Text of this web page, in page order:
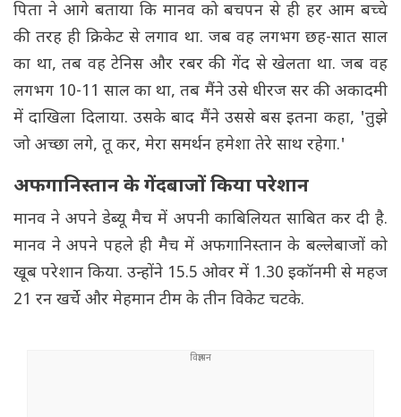
पिता ने आगे बताया कि मानव को बचपन से ही हर आम बच्चे
की तरह ही क्रिकेट से लगाव था. जब वह लगभग छह-सात साल
का था, तब वह टेनिस और रबर की गेंद से खेलता था. जब वह
लगभग 10-11 साल का था, तब मैंने उसे धीरज सर की अकादमी
में दाखिला दिलाया. उसके बाद मैंने उससे बस इतना कहा, 'तुझे
जो अच्छा लगे, तू कर, मेरा समर्थन हमेशा तेरे साथ रहेगा.'
अफगानिस्तान के गेंदबाजों किया परेशान
मानव ने अपने डेब्यू मैच में अपनी काबिलियत साबित कर दी है.
मानव ने अपने पहले ही मैच में अफगानिस्तान के बल्लेबाजों को
खूब परेशान किया. उन्होंने 15.5 ओवर में 1.30 इकॉनमी से महज
21 रन खर्चे और मेहमान टीम के तीन विकेट चटके.